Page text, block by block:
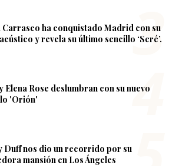
ha conquistado Madrid con su
y revela su último sencillo ‘Seré’.
Elena Rose deslumbran con su nuevo
'Orión'
Duff nos dio un recorrido por su
mansión en Los Ángeles